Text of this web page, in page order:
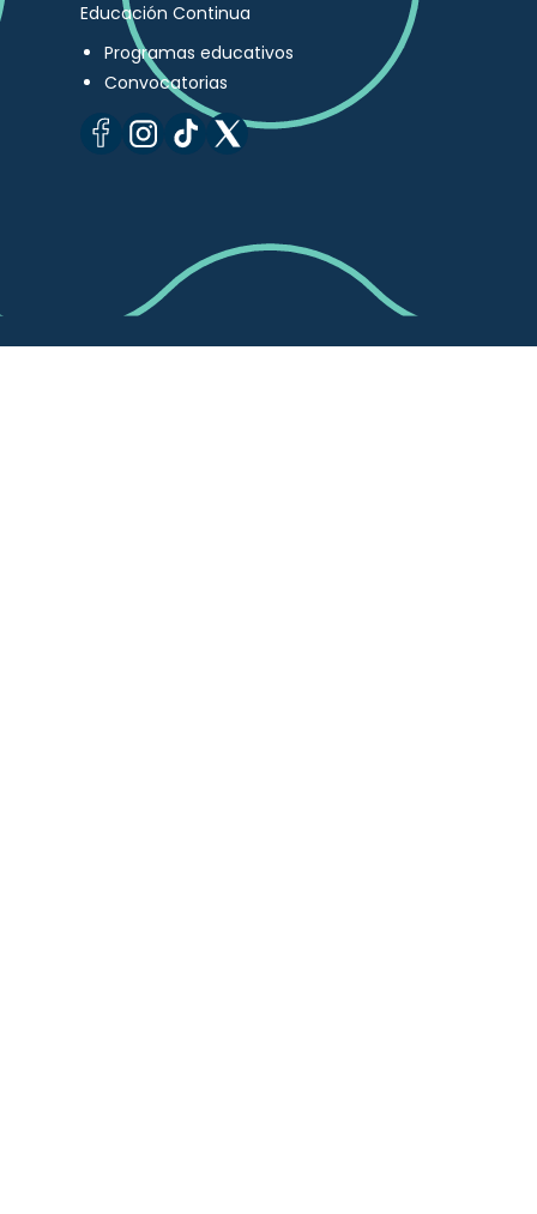
Educación Continua
Programas educativos
Convocatorias